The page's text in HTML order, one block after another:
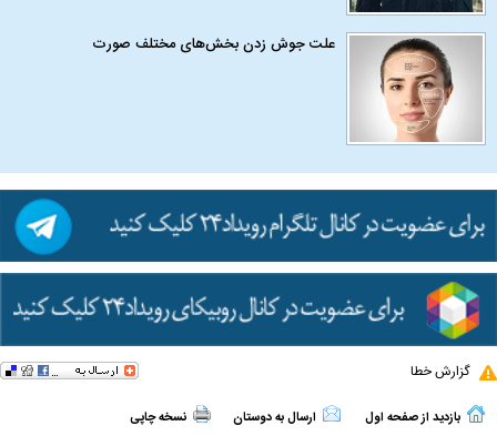
علت جوش زدن بخش‌های مختلف صورت
گزارش خطا
بازدید از صفحه اول ارسال به دوستان نسخه چاپی